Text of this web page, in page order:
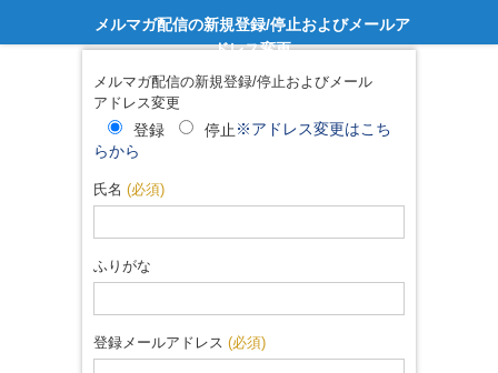
メルマガ配信の新規登録/停止およびメールア
ドレス変更
メルマガ配信の新規登録/停止およびメール
アドレス変更
登録 停止 ※アドレス変更はこち
らから
氏名 (必須)
ふりがな
登録メールアドレス (必須)